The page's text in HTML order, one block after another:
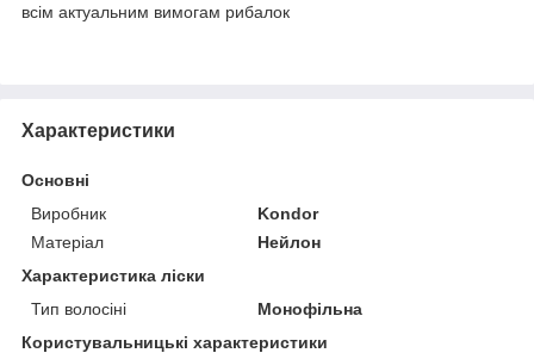
всім актуальним вимогам рибалок
Характеристики
Основні
Виробник
Kondor
Матеріал
Нейлон
Характеристика ліски
Тип волосіні
Монофільна
Користувальницькі характеристики